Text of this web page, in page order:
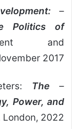
– Li, Tania Murray:
Politics of
and
2017.
– Marc Schuilenburg, Rik Peeters:
The
Power, and
2022.